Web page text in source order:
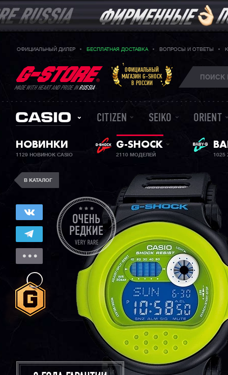
ОФИЦИАЛЬНЫЙ ДИЛЕР БЕСПЛАТНАЯ ДОСТАВКА ВОПРОСЫ И ОТВЕТЫ
MADE WITH HEART AND PRIDE INRUSSIA
ОФИЦИАЛЬНЫЙ
МАГАЗИН G-SHOCK
В РОССИИ
CITIZEN SEIKO ORIENT
НОВИНКИ
1129 НОВИНОК CASIO
G-SHOCK
2110 МОДЕЛЕЙ
В КАТАЛОГ